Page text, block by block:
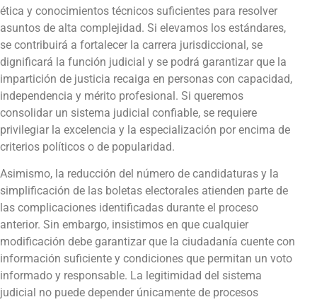
ética y conocimientos técnicos suficientes para resolver
asuntos de alta complejidad. Si elevamos los estándares,
se contribuirá a fortalecer la carrera jurisdiccional, se
dignificará la función judicial y se podrá garantizar que la
impartición de justicia recaiga en personas con capacidad,
independencia y mérito profesional. Si queremos
consolidar un sistema judicial confiable, se requiere
privilegiar la excelencia y la especialización por encima de
criterios políticos o de popularidad.
Asimismo, la reducción del número de candidaturas y la
simplificación de las boletas electorales atienden parte de
las complicaciones identificadas durante el proceso
anterior. Sin embargo, insistimos en que cualquier
modificación debe garantizar que la ciudadanía cuente con
información suficiente y condiciones que permitan un voto
informado y responsable. La legitimidad del sistema
judicial no puede depender únicamente de procesos